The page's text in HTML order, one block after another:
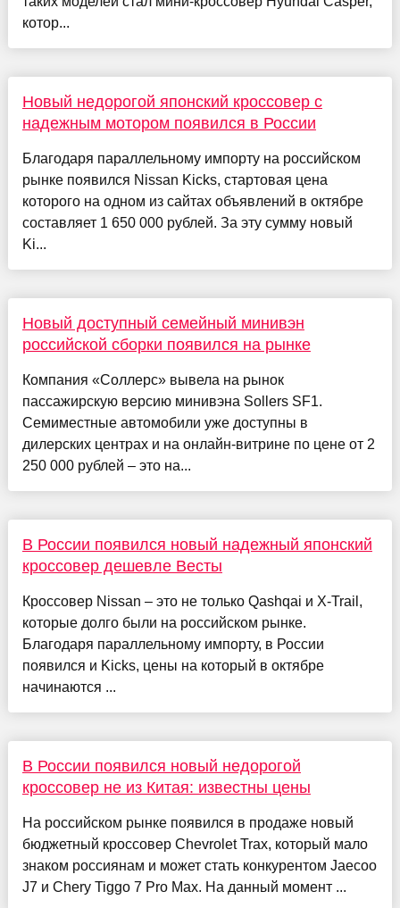
котор...
Новый недорогой японский кроссовер с
надежным мотором появился в России
Благодаря параллельному импорту на российском
рынке появился Nissan Kicks, стартовая цена
которого на одном из сайтах объявлений в октябре
составляет 1 650 000 рублей. За эту сумму новый
Ki...
Новый доступный семейный минивэн
российской сборки появился на рынке
Компания «Соллерс» вывела на рынок
пассажирскую версию минивэна Sollers SF1.
Семиместные автомобили уже доступны в
дилерских центрах и на онлайн-витрине по цене от 2
250 000 рублей – это на...
В России появился новый надежный японский
кроссовер дешевле Весты
Кроссовер Nissan – это не только Qashqai и X-Trail,
которые долго были на российском рынке.
Благодаря параллельному импорту, в России
появился и Kicks, цены на который в октябре
начинаются ...
В России появился новый недорогой
кроссовер не из Китая: известны цены
На российском рынке появился в продаже новый
бюджетный кроссовер Chevrolet Trax, который мало
знаком россиянам и может стать конкурентом Jaecoo
J7 и Chery Tiggo 7 Pro Max. На данный момент ...